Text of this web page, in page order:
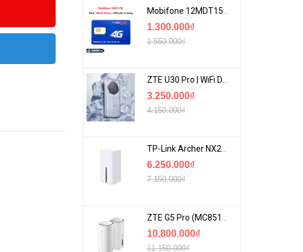
Mobifone 12MDT150 | Sim Chuyên 4G Mobifone Dung Lượng Cao 500GB/Tháng Gói 1 Năm
1.300.000₫
1.550.000₫
ZTE U30 Pro | WiFi Di Động 5G Tốc Độ Lên Đến 500Mbps, Màn Hình Cảm Ứng
3.250.000₫
4.150.000₫
TP-Link Archer NX200 | Bộ Phát WiFi Dùng Sim 5G Tốc Độ Cao Mới FullBox
6.250.000₫
7.150.000₫
ZTE G5 Pro (MC8512) | Router 5G WiFi7 Be7200 Hỗ Trợ Băng Tần 6Ghz Cực Mạnh
10.800.000₫
11.150.000₫